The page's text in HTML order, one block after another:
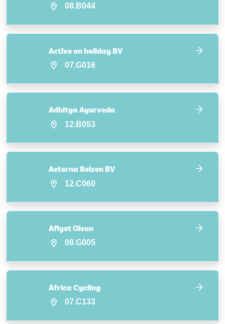
08.B044
Active on holiday BV
07.G016
Adhitya Ayurveda
12.B053
Aeterna Reizen BV
12.C060
Afiyet Olsun
08.G005
Africa Cycling
07.C133